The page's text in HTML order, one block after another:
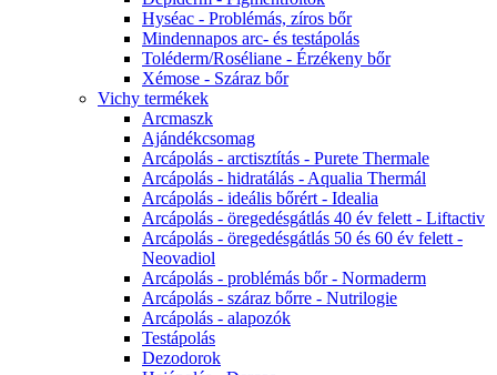
Hyséac - Problémás, zíros bőr
Mindennapos arc- és testápolás
Toléderm/Roséliane - Érzékeny bőr
Xémose - Száraz bőr
Vichy termékek
Arcmaszk
Ajándékcsomag
Arcápolás - arctisztítás - Purete Thermale
Arcápolás - hidratálás - Aqualia Thermál
Arcápolás - ideális bőrért - Idealia
Arcápolás - öregedésgátlás 40 év felett - Liftactiv
Arcápolás - öregedésgátlás 50 és 60 év felett -
Neovadiol
Arcápolás - problémás bőr - Normaderm
Arcápolás - száraz bőrre - Nutrilogie
Arcápolás - alapozók
Testápolás
Dezodorok